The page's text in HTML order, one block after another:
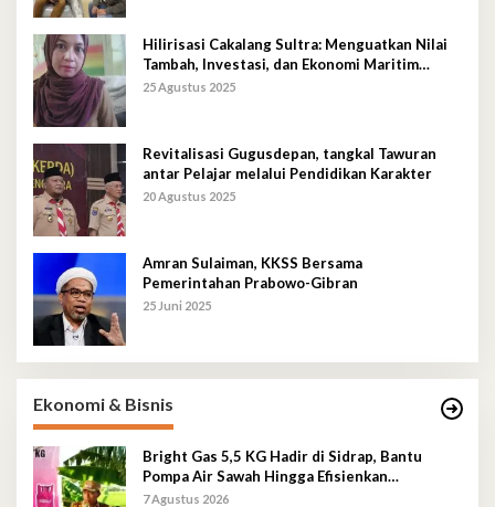
Hilirisasi Cakalang Sultra: Menguatkan Nilai
Tambah, Investasi, dan Ekonomi Maritim
Berkelanjutan
25 Agustus 2025
Revitalisasi Gugusdepan, tangkal Tawuran
antar Pelajar melalui Pendidikan Karakter
20 Agustus 2025
Amran Sulaiman, KKSS Bersama
Pemerintahan Prabowo-Gibran
25 Juni 2025
Ekonomi & Bisnis
Bright Gas 5,5 KG Hadir di Sidrap, Bantu
Pompa Air Sawah Hingga Efisienkan
Penyaluran Elpiji 3 Kg
7 Agustus 2026